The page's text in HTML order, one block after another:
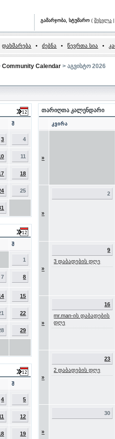
გამარჯობა, სტუმარო (შესვლა
დახმარება • ძებნა • წევრთა სია •
Community Calendar > აგვისტო 2026
შ
3 4
11
18
25
შ
1
7 8
15
22
29
შ
4 5
12
19
თარიღთა კალენდარი
კვირა
»
»
2
»
9
3 დაბადების დღე
»
16
mr.man-ის დაბადების
დღე
»
23
2 დაბადების დღე
»
30